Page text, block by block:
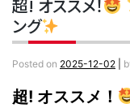
超! オススメ！
ング
Posted on 2025-12-02
超! オススメ！